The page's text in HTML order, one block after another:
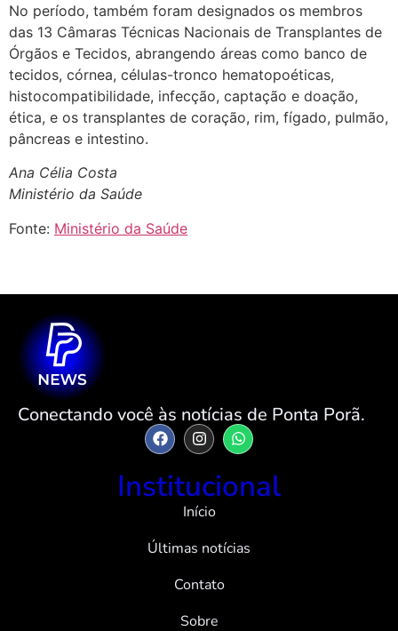
No período, também foram designados os membros
das 13 Câmaras Técnicas Nacionais de Transplantes de
Órgãos e Tecidos, abrangendo áreas como banco de
tecidos, córnea, células-tronco hematopoéticas,
histocompatibilidade, infecção, captação e doação,
ética, e os transplantes de coração, rim, fígado, pulmão,
pâncreas e intestino.
Ana Célia Costa
Ministério da Saúde
Fonte: Ministério da Saúde
Conectando você às notícias de Ponta Porã.
Institucional
Início
Últimas notícias
Contato
Sobre